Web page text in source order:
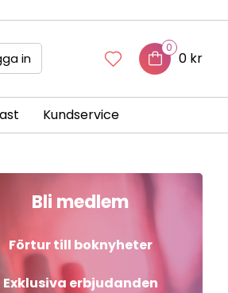
in
0
0 kr
Kundservice
Bli medlem
Förtur till boknyheter
Exklusiva erbjudanden